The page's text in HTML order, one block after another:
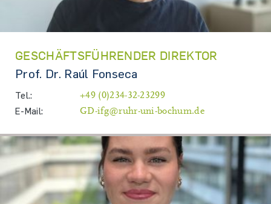
GESCHÄFTSFÜHRENDER DIREKTOR
Prof. Dr. Raúl Fonseca
Tel.:
+49 (0)234-32-23299
E-Mail:
GD-ifg@ruhr-uni-bochum.de